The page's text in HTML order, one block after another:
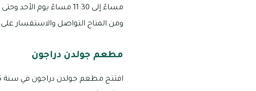
ومن المتاح التواصل والاستفسار على الرقم:
مطعم جولدن دراجون